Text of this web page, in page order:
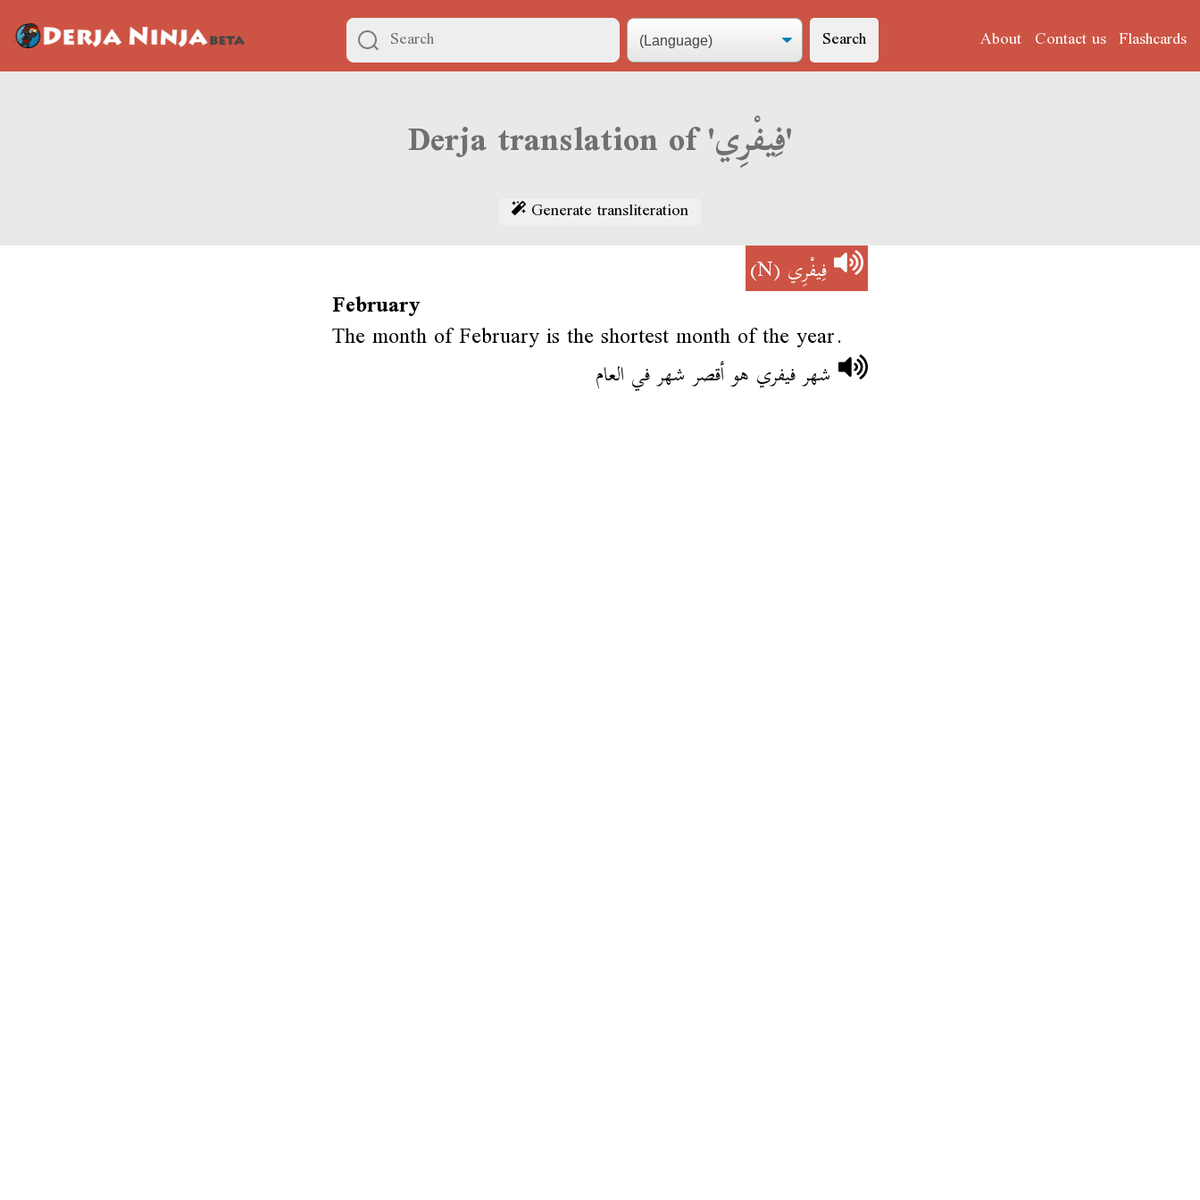
Search About Contact us Flashcards
Derja translation of 'فِيفْرِي'
Generate transliteration
فِيفْرِي(N)
February
The month of February is the shortest month of the year.
شهر فيفري هو أقصر شهر في العام